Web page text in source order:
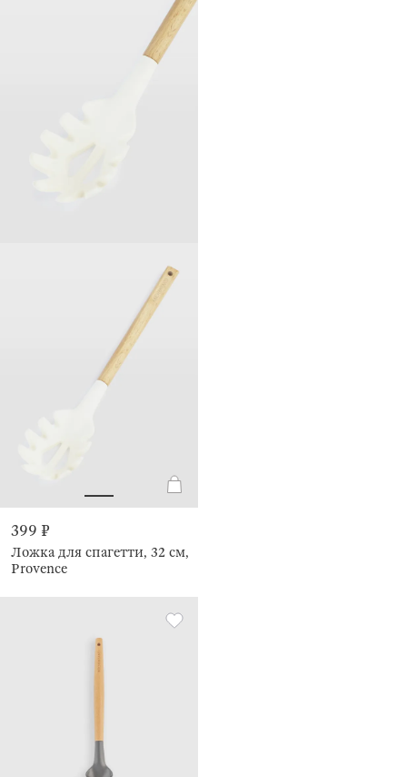
399 ₽
Ложка для спагетти, 32 см,
Provence